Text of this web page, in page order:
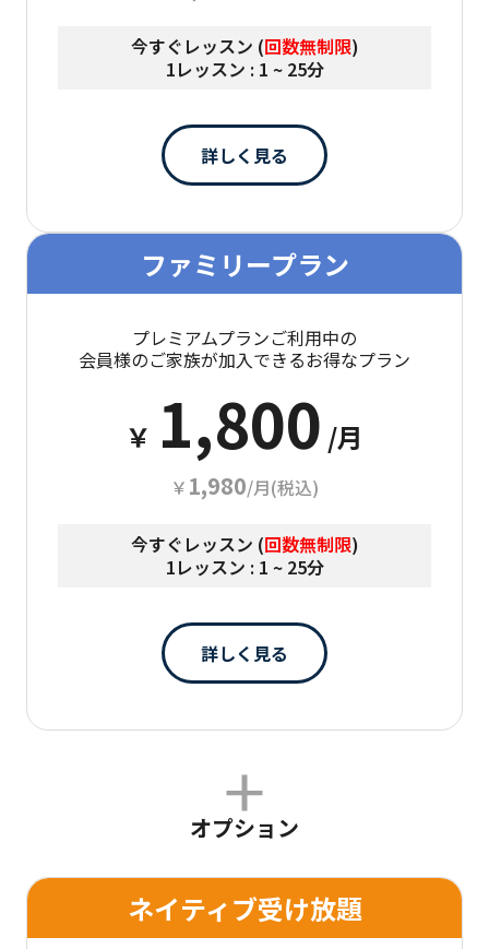
今すぐレッスン (回数無制限)
1レッスン : 1 ~ 25分
詳しく見る
ファミリープラン
プレミアムプランご利用中の
会員様のご家族が加入できるお得なプラン
￥ 1,800 /月
￥ 1,980/月(税込)
今すぐレッスン (回数無制限)
1レッスン : 1 ~ 25分
詳しく見る
オプション
ネイティブ受け放題